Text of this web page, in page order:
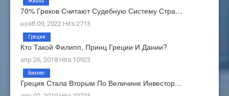
70% Греков Считают Судебную Систему Стра…
нояб 09, 2022 Hits:2713
Кто Такой Филипп, Принц Греции И Дании?
апр 26, 2018 Hits:10923
Греция
Греция Стала Вторым По Величине Инвестор…
Бизнес